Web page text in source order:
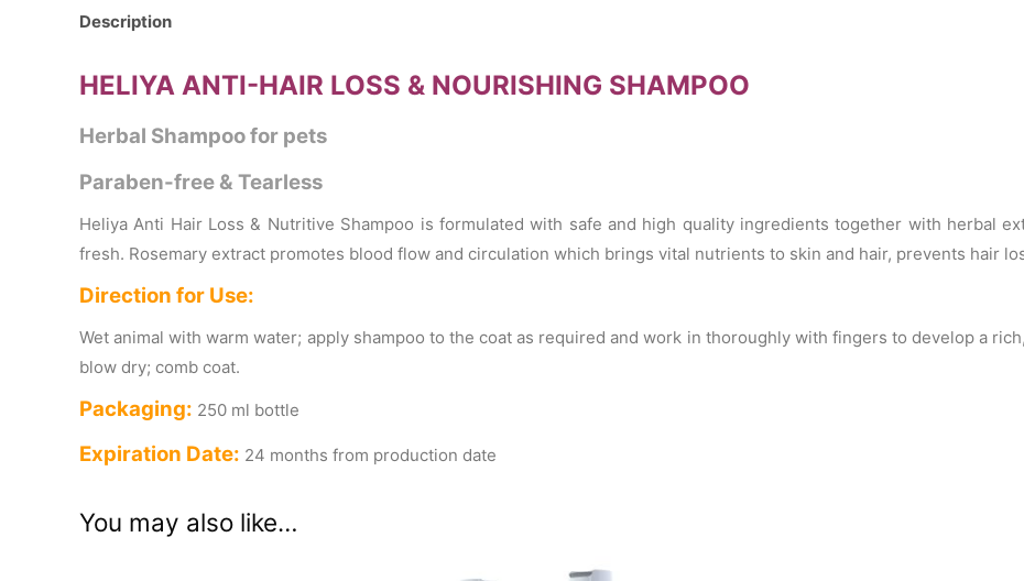
Description
HELIYA ANTI-HAIR LOSS & NOURISHING SHAMPOO
Herbal Shampoo for pets
Paraben-free & Tearless
Heliya Anti Hair Loss & Nutritive Shampoo is formulated with safe and high quality ingredients together with herbal
fresh. Rosemary extract promotes blood flow and circulation which brings vital nutrients to skin and hair, prevents hair
Direction for Use:
Wet animal with warm water; apply shampoo to the coat as required and work in thoroughly with fingers to develop a
blow dry; comb coat.
Packaging: 250 ml bottle
Expiration Date: 24 months from production date
You may also like…